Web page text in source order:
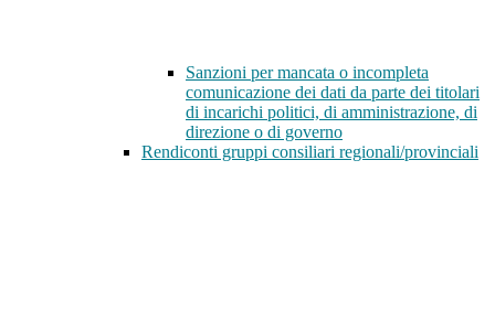
Sanzioni per mancata o incompleta
comunicazione dei dati da parte dei titolari
di incarichi politici, di amministrazione, di
direzione o di governo
Rendiconti gruppi consiliari regionali/provinciali